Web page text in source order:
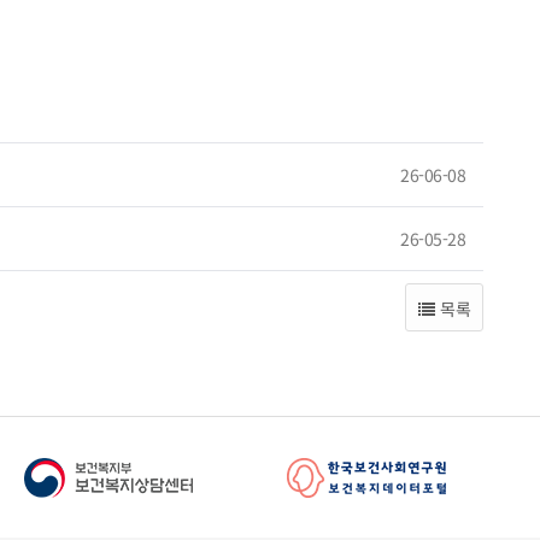
26-06-08
26-05-28
목록